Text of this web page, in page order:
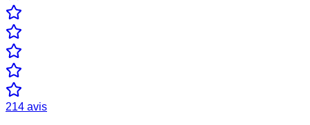
214 avis